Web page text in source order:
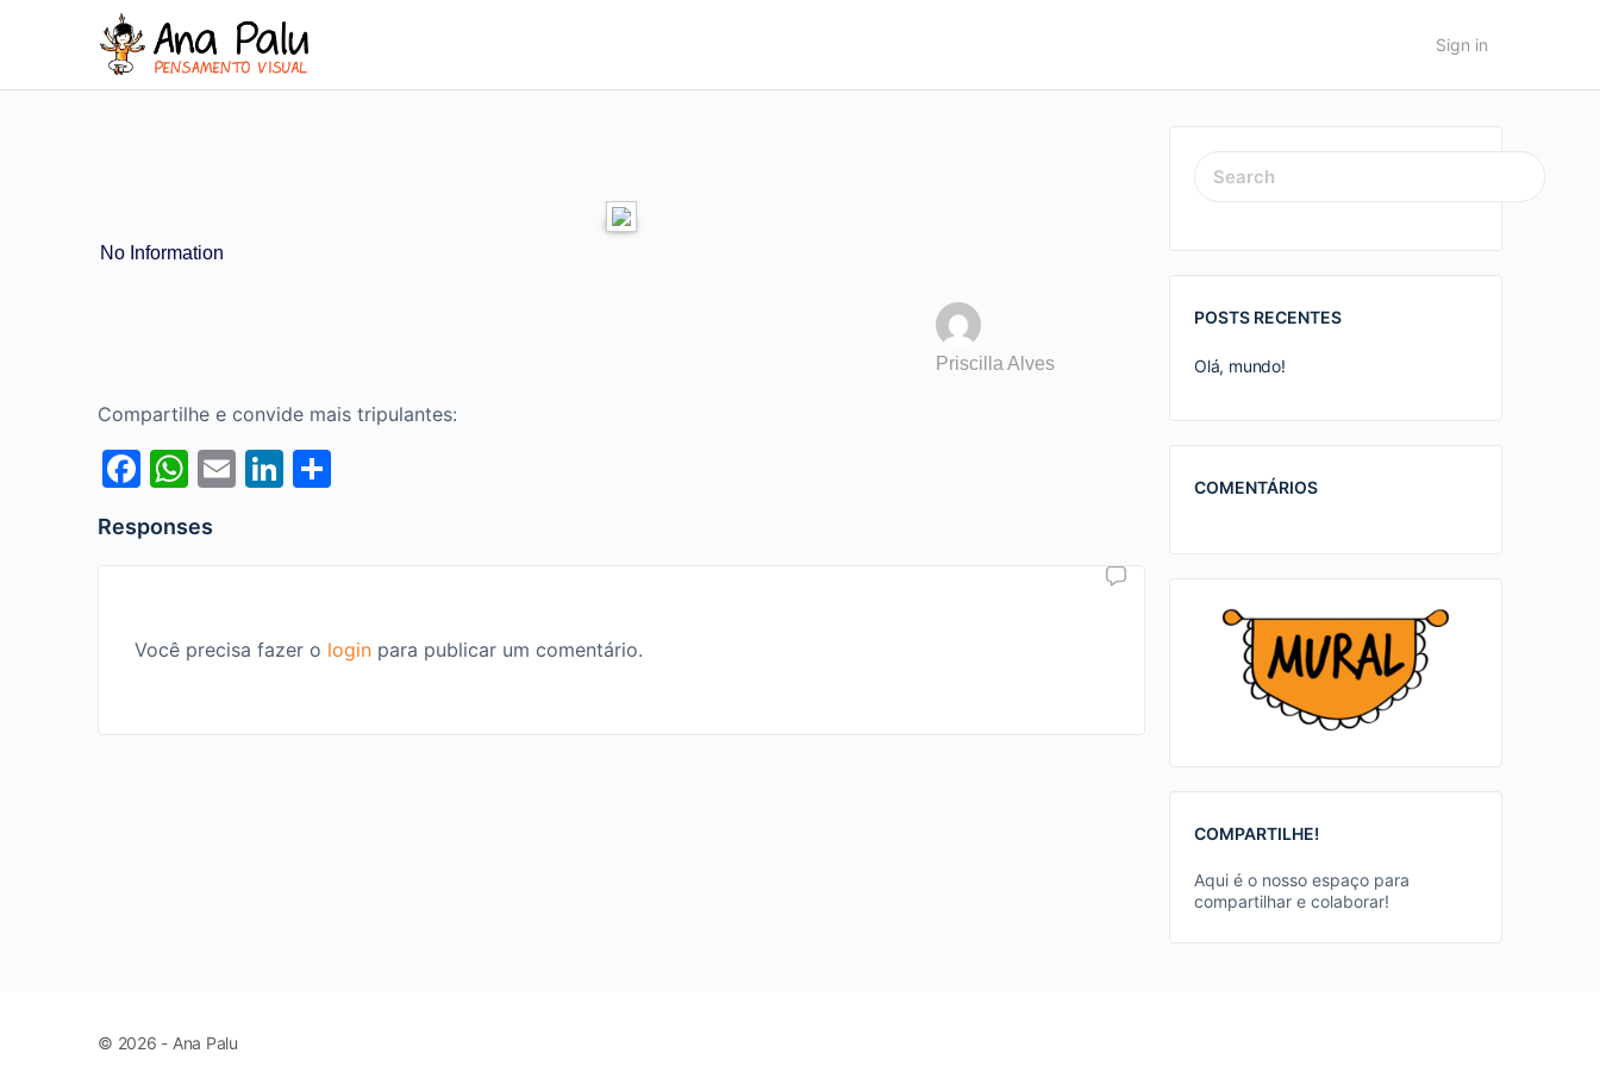
Sign in
No Information
Priscilla Alves
Compartilhe e convide mais tripulantes:
Facebook
WhatsApp
EmailLinkedIn
Responses
Você precisa fazer o login para publicar um comentário.
SEARCH
FOR:
POSTS RECENTES
Olá, mundo!
COMENTÁRIOS
COMPARTILHE!
Aqui é o nosso espaço para
compartilhar e colaborar!
© 2026 - Ana Palu